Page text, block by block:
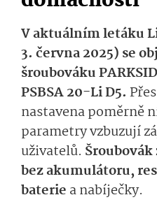
V aktuálním letáku
3. června 2025) se
šroubováku
PSBSA 20-Li D5.
nastavena poměrně
parametry vzbuzují
uživatelů. Šroubovák
bez akumulátoru,
baterie a nabíječky.